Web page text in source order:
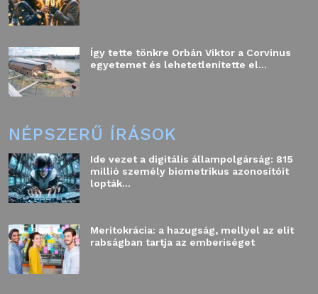
Így tette tönkre Orbán Viktor a Corvinus
egyetemet és lehetetlenítette el...
NÉPSZERŰ ÍRÁSOK
Ide vezet a digitális állampolgárság: 815
millió személy biometrikus azonosítóit
lopták...
Meritokrácia: a hazugság, mellyel az elit
rabságban tartja az emberiséget